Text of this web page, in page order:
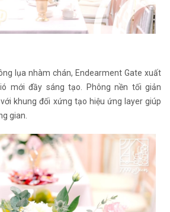
lụa nhàm chán, Endearment Gate xuất
mới đầy sáng tạo. Phông nền tối giản
khung đối xứng tạo hiệu ứng layer giúp
gian.